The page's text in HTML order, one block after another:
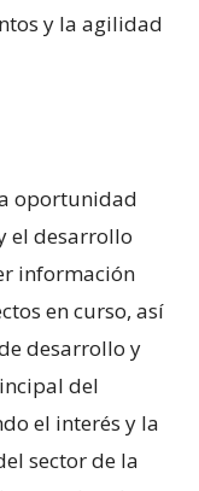
y la agilidad
oportunidad
el desarrollo
información
en curso, así
desarrollo y
del
el interés y la
sector de la